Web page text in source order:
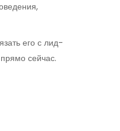
его с лид-
сейчас.